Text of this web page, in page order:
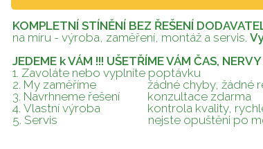
KOMPLETNÍ STÍNĚNÍ BEZ ŘEŠENÍ
na míru - výroba, zaměření, montáž a servis.
JEDEME k VÁM !!! UŠETŘÍME VÁM ČAS,
1. Zavoláte nebo vyplníte poptávku
2. My zaměříme
žádné chyby, žádné
3. Navrhneme řešení
konzultace zdarma
4. Vlastní výroba
kontrola kvality,
5. Servis nejste opuštěni po